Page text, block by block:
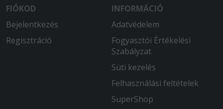
FIÓKOD
Bejelentkezés
Regisztráció
INFORMÁCIÓ
Adatvédelem
Fogyasztói Értékelési
Szabályzat
Süti kezelés
Felhasználási feltételek
SuperShop